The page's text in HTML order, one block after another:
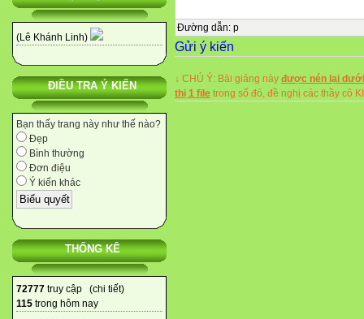
(Lê Khánh Linh)
ĐIỀU TRA Ý KIẾN
Bạn thấy trang này như thế nào?
Đẹp
Bình thường
Đơn điệu
Ý kiến khác
THỐNG KÊ
72777 truy cập (chi tiết)
115 trong hôm nay
ở sẽ gọn gàng ngăn nắp.
sạch sẽ, các em nên giúp đỡ
2. Em thích căn phòng nào?
* Mọi người trong gia đình
Đường dẫn: p
Gửi ý kiến
↓ CHÚ Ý: Bài giảng này được nén lại
thị 1 file trong số đó, đề nghị các thầy cô